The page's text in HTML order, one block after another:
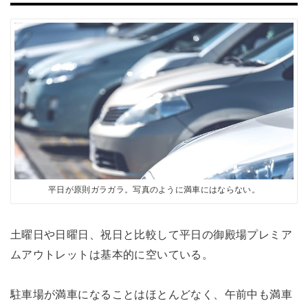
平日が原則ガラガラ。写真のように満車にはならない。
土曜日や日曜日、祝日と比較して平日の御殿場プレミア
ムアウトレットは基本的に空いている。
駐車場が満車になることはほとんどなく、午前中も満車